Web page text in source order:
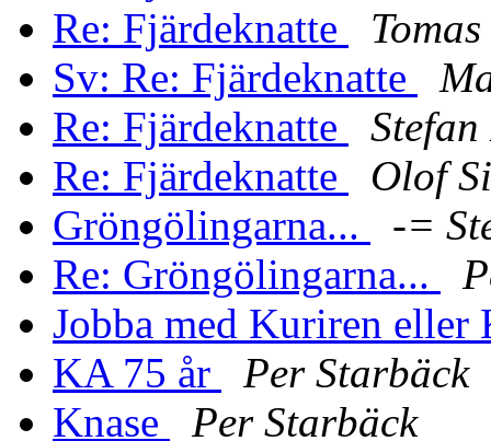
Re: Fjärdeknatte
Sv: Re: Fjärdeknatte
Re: Fjärdeknatte
Re: Fjärdeknatte
Olof
Gröngölingarna...
-=
Re: Gröngölingarna...
Jobba med Kuriren eller
KA 75 år
Per Starbäck
Knase
Per Starbäck